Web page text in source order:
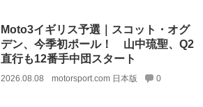
Moto3イギリス予選｜スコット・オグ
デン、今季初ポール！ 山中琉聖、Q2
直行も12番手中団スタート
2026.08.08 motorsport.com 日本版 0